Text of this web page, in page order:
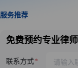
服务推荐
免费预约专业律师
联系方式